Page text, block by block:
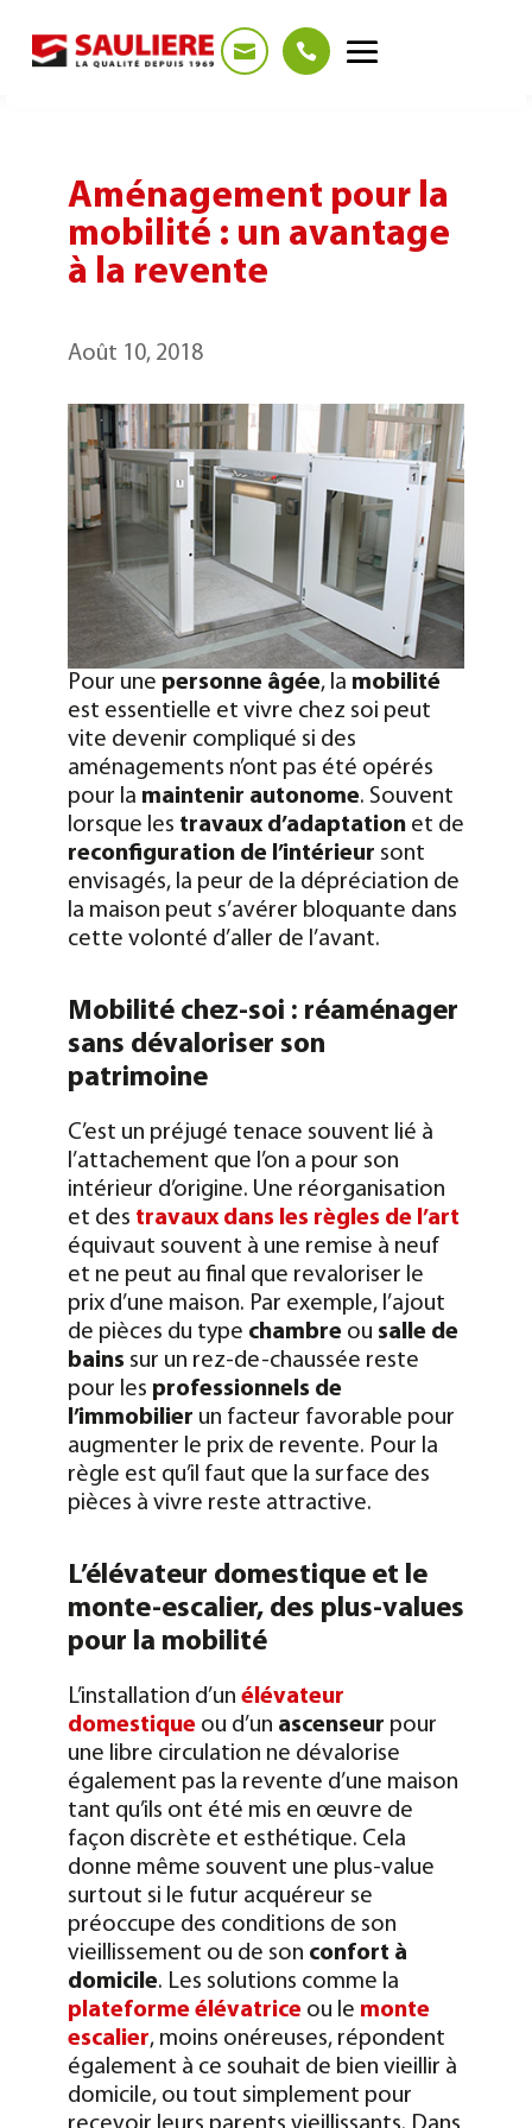
Aménagement pour la
mobilité : un avantage
à la revente
Août 10, 2018
Pour une personne âgée, la mobilité
est essentielle et vivre chez soi peut
vite devenir compliqué si des
aménagements n’ont pas été opérés
pour la maintenir autonome. Souvent
lorsque les travaux d’adaptationet de
reconfiguration de l’intérieur sont
envisagés, la peur de la dépréciation de
la maison peut s’avérer bloquante dans
cette volonté d’aller de l’avant.
Mobilité chez-soi : réaménager
sans dévaloriser son
patrimoine
C’est un préjugé tenace souvent lié à
l’attachement que l’on a pour son
intérieur d’origine. Une réorganisation
et des travaux dans les règles de l’art
équivaut souvent à une remise à neuf
et ne peut au final que revaloriser le
prix d’une maison. Par exemple, l’ajout
de pièces du type chambreou salle de
bains sur un rez-de-chaussée reste
pour les professionnels de
l’immobilier un facteur favorable pour
augmenter le prix de revente. Pour la
règle est qu’il faut que la surface des
pièces à vivre reste attractive.
L’élévateur domestique et le
monte-escalier, des plus-values
pour la mobilité
L’installation d’un élévateur
domestiqueou d’un ascenseur pour
une libre circulation ne dévalorise
également pas la revente d’une maison
tant qu’ils ont été mis en œuvre de
façon discrète et esthétique. Cela
donne même souvent une plus-value
surtout si le futur acquéreur se
préoccupe des conditions de son
vieillissement ou de son confort à
domicile. Les solutions comme la
plateforme élévatriceou le monte
escalier, moins onéreuses, répondent
également à ce souhait de bien vieillir à
domicile, ou tout simplement pour